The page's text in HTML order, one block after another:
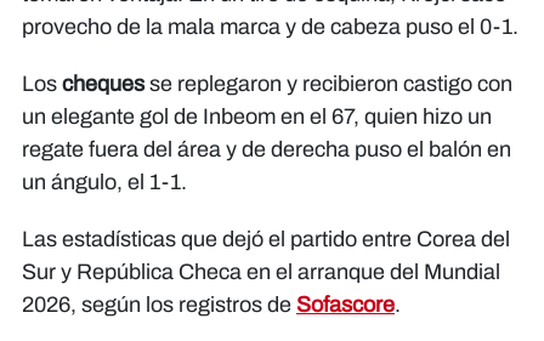
provecho de la mala marca y de cabeza puso el 0-1.
Los chequesse replegaron y recibieron castigo con
un elegante gol de Inbeom en el 67, quien hizo un
regate fuera del área y de derecha puso el balón en
un ángulo, el 1-1.
Las estadísticas que dejó el partido entre Corea del
Sur y República Checa en el arranque del Mundial
2026, según los registros de Sofascore.